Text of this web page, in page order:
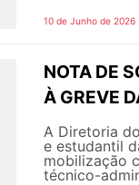
10 de Junho de 2026
NOTA DE
À GREVE
A Diretoria
e estudantil
mobilização
técnico-